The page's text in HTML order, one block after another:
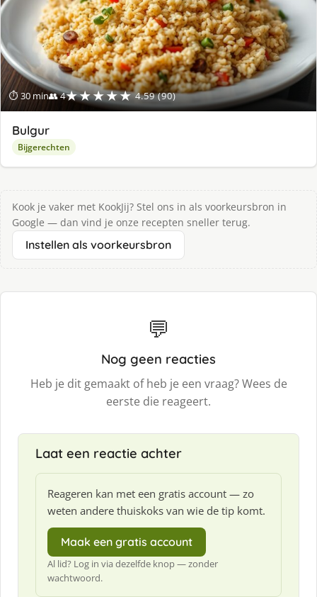
⏱ 30 min👥 4★★★★★ 4.59 (90)
Bulgur
Bijgerechten
Kook je vaker met KookJij? Stel ons in als voorkeursbron in
Google — dan vind je onze recepten sneller terug.
Instellen als voorkeursbron
💬
Nog geen reacties
Heb je dit gemaakt of heb je een vraag? Wees de
eerste die reageert.
Laat een reactie achter
Reageren kan met een gratis account — zo
weten andere thuiskoks van wie de tip komt.
Maak een gratis account
Al lid? Log in via dezelfde knop — zonder
wachtwoord.